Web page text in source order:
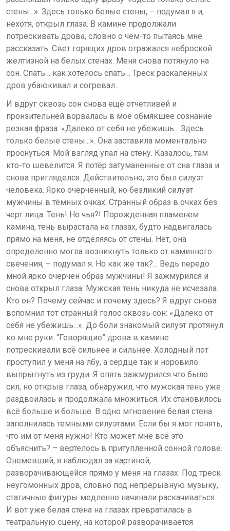
стены...». Здесь только белые стены, – подумал я и,
нехотя, открыл глаза. В камине продолжали
потрескивать дрова, словно о чём-то пытаясь мне
рассказать. Свет горящих дров отражался неброской
желтизной на белых стенах. Меня снова потянуло на
сон. Спать… как хотелось спать… Треск раскаленных
дров убаюкивал и согревал...
И вдруг сквозь сон снова ещё отчетливей и
пронзительней ворвалась в моё обмякшее сознание
резкая фраза: «Далеко от себя не убежишь... Здесь
только белые стены...». Она заставила моментально
проснуться. Мой взгляд упал на стену. Казалось, там
кто-то шевелится. Я потёр затуманенные от сна глаза и
снова пригляделся. Действительно, это был силуэт
человека. Ярко очерченный, но безликий силуэт
мужчины в тёмных очках. Странный образ в очках без
черт лица. Тень! Но чья?! Порожденная пламенем
камина, тень вырастала на глазах, будто надвигалась
прямо на меня, не отделяясь от стены. Нет, она
определенно могла возникнуть только от каминного
свечения, – подумал я. Но как же так?... Ведь передо
мной ярко очерчен образ мужчины! Я зажмурился и
снова открыл глаза. Мужская тень никуда не исчезала.
Кто он? Почему сейчас и почему здесь? Я вдруг снова
вспомнил тот странный голос сквозь сон: «Далеко от
себя не убежишь...». До боли знакомый силуэт протянул
ко мне руки. “Говорящие” дрова в камине
потрескивали всё сильнее и сильнее. Холодный пот
проступил у меня на лбу, а сердце так и норовило
выпрыгнуть из груди. Я опять зажмурился что было
сил, но открыв глаза, обнаружил, что мужская тень уже
раздвоилась и продолжала множиться. Их становилось
всё больше и больше. В одно мгновение белая стена
заполнилась темными силуэтами. Если бы я мог понять,
что им от меня нужно! Кто может мне всё это
объяснить? – вертелось в притупленной сонной голове.
Онемевший, я наблюдал за картиной,
разворачивающейся прямо у меня на глазах. Под треск
неугомонных дров, словно под непрерывную музыку,
статичные фигуры медленно начинали раскачиваться.
И вот уже белая стена на глазах превратилась в
театральную сцену, на которой разворачивается